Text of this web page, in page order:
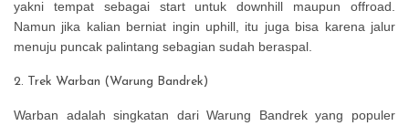
yakni tempat sebagai start untuk downhill maupun offroad.
Namun jika kalian berniat ingin uphill, itu juga bisa karena jalur
menuju puncak palintang sebagian sudah beraspal.
2. Trek Warban (Warung Bandrek)
Warban adalah singkatan dari Warung Bandrek yang populer